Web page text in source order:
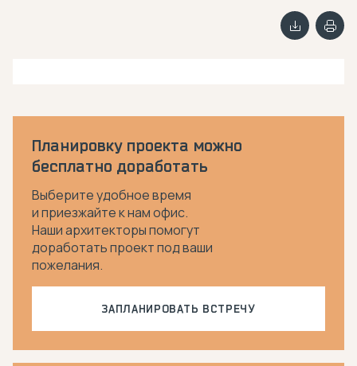
Планировку проекта можно
бесплатно доработать
Выберите удобное время
и приезжайте к нам офис.
Наши архитекторы помогут
доработать проект под ваши
пожелания.
ЗАПЛАНИРОВАТЬ ВСТРЕЧУ